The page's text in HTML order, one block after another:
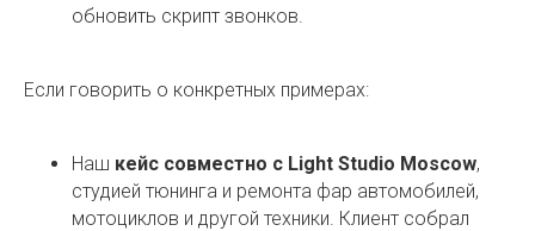
обновить скрипт звонков.
Если говорить о конкретных примерах:
Наш кейс совместно с Light Studio Moscow,
студией тюнинга и ремонта фар автомобилей,
мотоциклов и другой техники. Клиент собрал